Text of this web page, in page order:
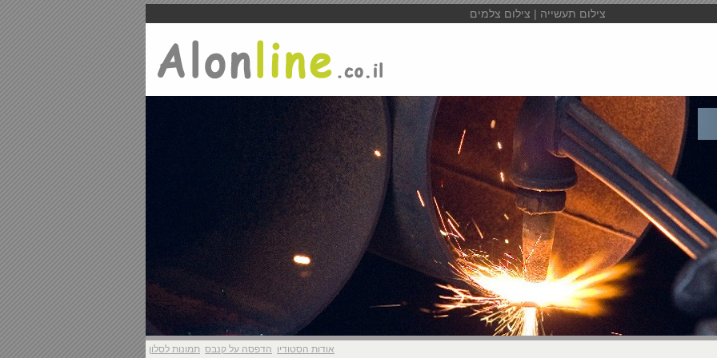
צילום תעשייה | צילום צלמים
אודות הסטודיו הדפסה על קנבס תמונות לסלון